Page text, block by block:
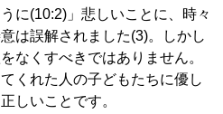
に(10:2)」悲しいことに、時々
は誤解されました(3)。しかし
なくすべきではありません。
くれた人の子どもたちに優し
しいことです。